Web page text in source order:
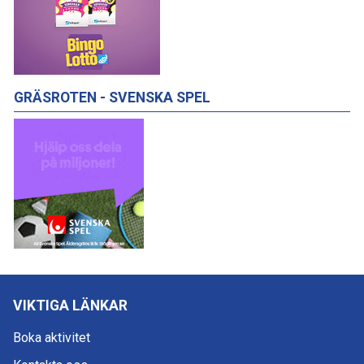
GRÄSROTEN - SVENSKA SPEL
VIKTIGA LÄNKAR
Boka aktivitet